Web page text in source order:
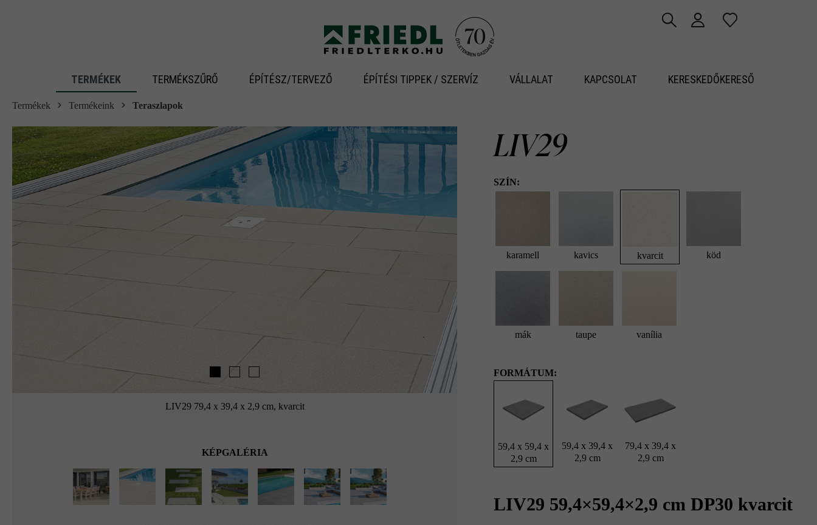
TERMÉKEK TERMÉKSZŰRŐ ÉPÍTÉSZ/TERVEZŐ ÉPÍTÉSI TIPPEK / SZERVÍZ VÁLLALAT KAPCSOLAT KERESKEDŐKERESŐ
Termékek Termékeink Teraszlapok
LIV29 79,4 x 39,4 x 2,9 cm, kvarcit
LIV29 79,4 x 39,4 x 2,9 cm, taupe; LIV29 79,4 x 39,4 x 2,9 cm, kvarcit
Momento falazóblokk 60 x 19 x15 cm, kréta
KÉPGALÉRIA
LIV29
SZÍN:
karamell kavics kvarcit köd
mák taupe vanília
FORMÁTUM:
59,4 x 59,4 x
2,9 cm
59,4 x 39,4 x
2,9 cm
79,4 x 39,4 x
2,9 cm
LIV29 59,4×59,4×2,9 cm DP30 kvarcit